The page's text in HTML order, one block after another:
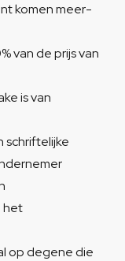
komen meer-
van de prijs van
is van
schriftelijke
het
op degene die